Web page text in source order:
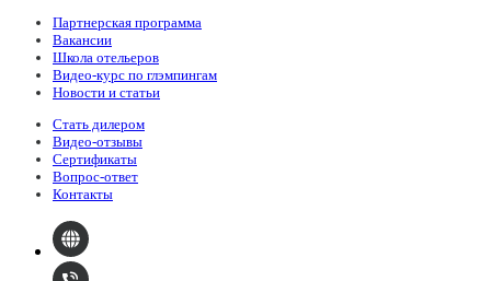
Партнерская программа
Вакансии
Школа отельеров
Видео-курс по глэмпингам
Новости и статьи
Стать дилером
Видео-отзывы
Сертификаты
Вопрос-ответ
Контакты